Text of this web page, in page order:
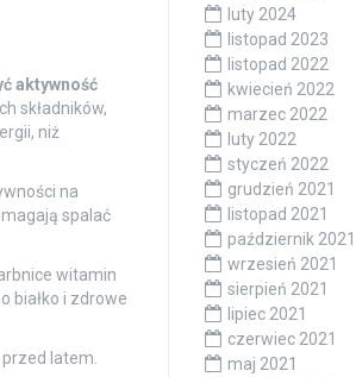
aktywność
składników,
niż
na
spalać
witamin
białko i zdrowe
latem.
luty 2024
listopad 2023
listopad 2022
kwiecień 2022
marzec 2022
luty 2022
styczeń 2022
grudzień 2021
listopad 2021
październik 2021
wrzesień 2021
sierpień 2021
lipiec 2021
czerwiec 2021
maj 2021